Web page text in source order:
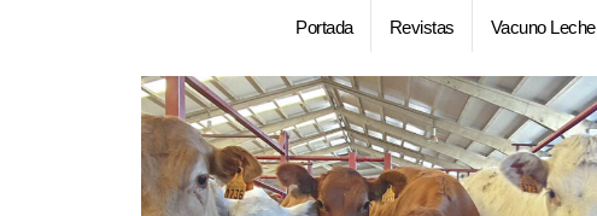
Portada Revistas Vacuno Leche